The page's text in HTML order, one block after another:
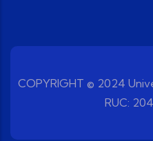
COPYRIGHT © 2024
RUC: